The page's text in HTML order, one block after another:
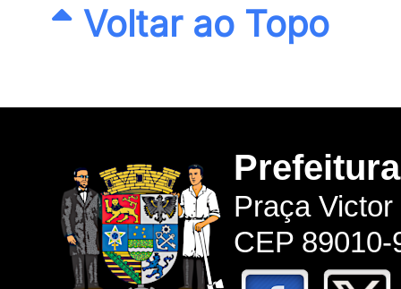
Voltar ao Topo
Praça Victor
CEP 89010-